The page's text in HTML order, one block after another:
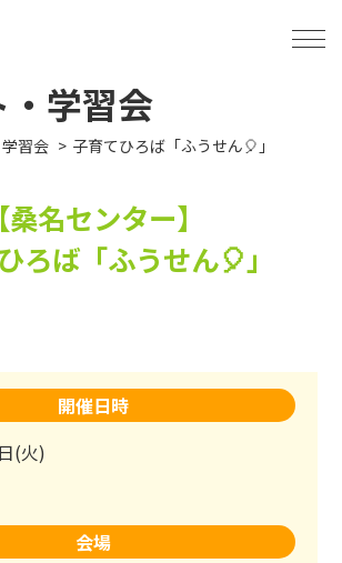
学習会
習会 子育てひろば「ふうせん🎈」
【桑名センター】
ろば「ふうせん🎈」
開催日時
(火)
会場